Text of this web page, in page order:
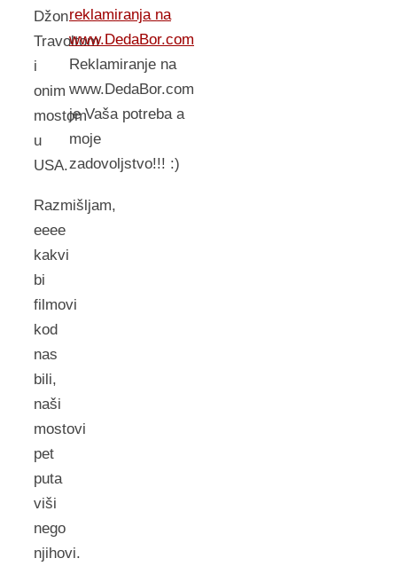
Džon
Travoltom
i
onim
mostom
u
USA.
Razmišljam,
eeee
kakvi
bi
filmovi
kod
nas
bili,
naši
mostovi
pet
puta
viši
nego
njihovi.
reklamiranja na
www.DedaBor.com
Reklamiranje na
www.DedaBor.com
je Vaša potreba a
moje
zadovoljstvo!!! :)